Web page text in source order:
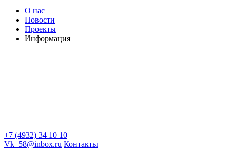
О нас
Новости
Проекты
Информация
+7 (4932) 34 10 10
Vk_58@inbox.ru Контакты